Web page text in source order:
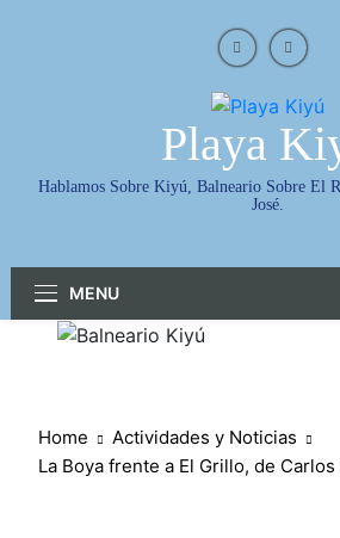
Playa
Hablamos Sobre Kiyú, Balneario Sobre El
José.
MENU
Home
Actividades y Noticias
La Boya frente a El Grillo, de Carlos